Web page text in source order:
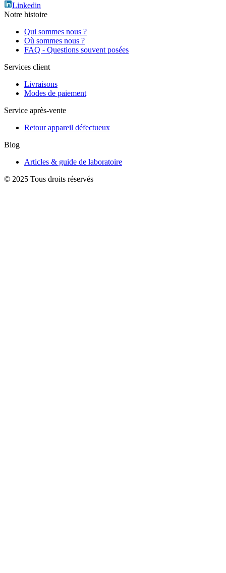
Linkedin
Notre histoire
Qui sommes nous ?
Où sommes nous ?
FAQ - Questions souvent posées
Services client
Livraisons
Modes de paiement
Service après-vente
Retour appareil défectueux
Blog
Articles & guide de laboratoire
© 2025 Tous droits réservés